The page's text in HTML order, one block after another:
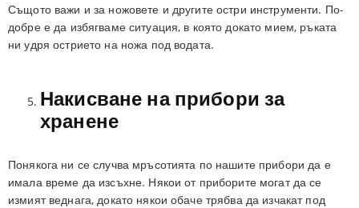
Същото важи и за ножовете и другите остри инструменти. По-
добре е да избягваме ситуация, в която докато мием, ръката
ни удря острието на ножа под водата.
Накисване на прибори за
хранене
Понякога ни се случва мръсотията по нашите прибори да е
имала време да изсъхне. Някои от приборите могат да се
измият веднага, докато някои обаче трябва да изчакат под